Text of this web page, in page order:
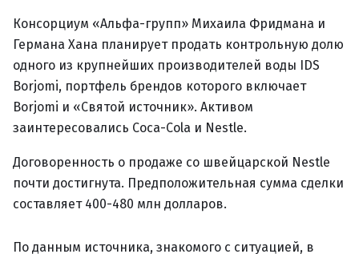
Консорциум «Альфа-групп» Михаила Фридмана и
Германа Хана планирует продать контрольную долю
одного из крупнейших производителей воды IDS
Borjomi, портфель брендов которого включает
Borjomi и «Святой источник». Активом
заинтересовались Coca-Cola и Nestle.
Договоренность о продаже со швейцарской Nestle
почти достигнута. Предположительная сумма сделки
составляет 400-480 млн долларов.
По данным источника, знакомого с ситуацией, в